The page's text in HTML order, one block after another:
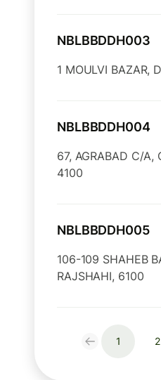
NBLBBDDH003
1 MOULVI BAZAR,
NBLBBDDH004
67, AGRABAD C/A,
4100
NBLBBDDH005
106-109 SHAHEB
RAJSHAHI, 6100
1 2